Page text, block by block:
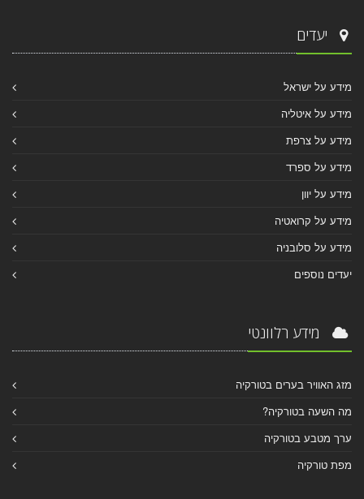
יעדים
מידע על ישראל
מידע על איטליה
מידע על צרפת
מידע על ספרד
מידע על יוון
מידע על קרואטיה
מידע על סלובניה
יעדים נוספים
מידע רלוונטי
מזג האוויר בערים בטורקיה
מה השעה בטורקיה?
ערך מטבע בטורקיה
מפת טורקיה